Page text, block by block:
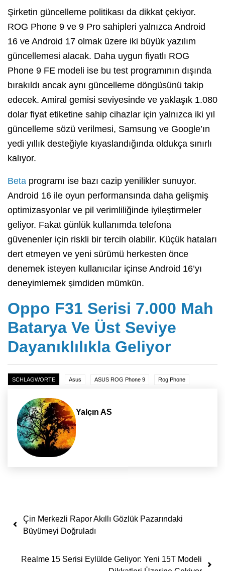
Şirketin güncelleme politikası da dikkat çekiyor.
ROG Phone 9 ve 9 Pro sahipleri yalnızca Android
16 ve Android 17 olmak üzere iki büyük yazılım
güncellemesi alacak. Daha uygun fiyatlı ROG
Phone 9 FE modeli ise bu test programının dışında
bırakıldı ancak aynı güncelleme döngüsünü takip
edecek. Amiral gemisi seviyesinde ve yaklaşık 1.080
dolar fiyat etiketine sahip cihazlar için yalnızca iki yıl
güncelleme sözü verilmesi, Samsung ve Google’ın
yedi yıllık desteğiyle kıyaslandığında oldukça sınırlı
kalıyor.
Beta programı ise bazı cazip yenilikler sunuyor.
Android 16 ile oyun performansında daha gelişmiş
optimizasyonlar ve pil verimliliğinde iyileştirmeler
geliyor. Fakat günlük kullanımda telefona
güvenenler için riskli bir tercih olabilir. Küçük hataları
dert etmeyen ve yeni sürümü herkesten önce
denemek isteyen kullanıcılar içinse Android 16’yı
deneyimlemek şimdiden mümkün.
Oppo F31 Serisi 7.000 Mah
Batarya Ve Üst Seviye
Dayanıklılıkla Geliyor
SCHLAGWORTE Asus ASUS ROG Phone 9 Rog Phone
Yalçın AS
Yazı dolaşımı
Çin Merkezli Rapor Akıllı Gözlük Pazarındaki
Büyümeyi Doğruladı
Realme 15 Serisi Eylülde Geliyor: Yeni 15T Modeli